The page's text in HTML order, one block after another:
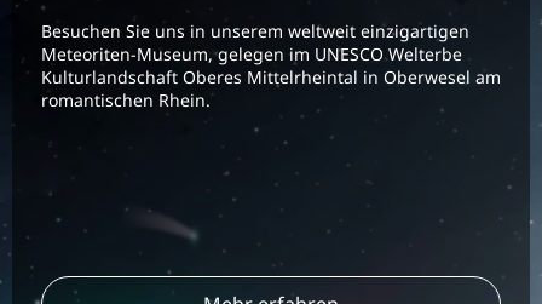
Besuchen Sie uns in unserem weltweit einzigartigen
Meteoriten-Museum, gelegen im UNESCO Welterbe
Kulturlandschaft Oberes Mittelrheintal in Oberwesel am
romantischen Rhein.